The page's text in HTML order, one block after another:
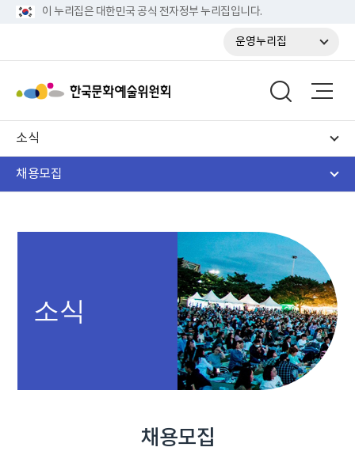
이 누리집은 대한민국 공식 전자정부 누리집입니다.
운영누리집
소식
채용모집
소식
채용모집